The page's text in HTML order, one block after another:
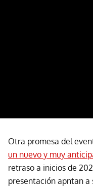
Otra promesa del
un nuevo y muy
retraso a inicios de
presentación apntan a